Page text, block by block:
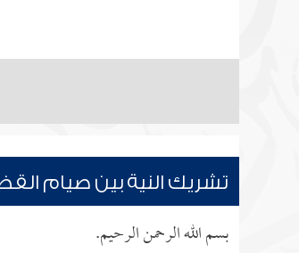
تشريك النية بين صيام
بسم الله الرحمن الرحيم.